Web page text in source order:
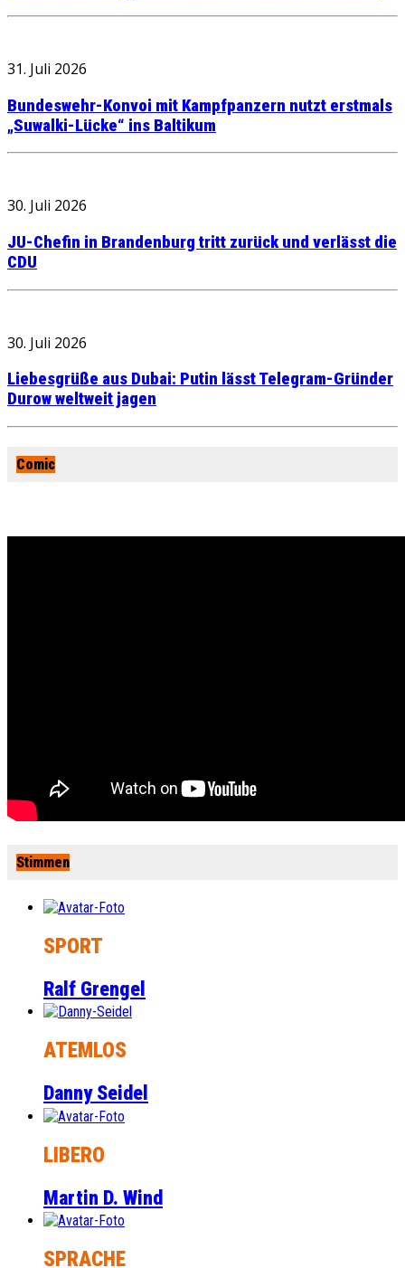
31. Juli 2026
Bundeswehr-Konvoi mit Kampfpanzern nutzt erstmals
„Suwalki-Lücke“ ins Baltikum
30. Juli 2026
JU-Chefin in Brandenburg tritt zurück und verlässt die
CDU
30. Juli 2026
Liebesgrüße aus Dubai: Putin lässt Telegram-Gründer
Durow weltweit jagen
Comic
Stimmen
SPORT
Ralf Grengel
ATEMLOS
Danny Seidel
LIBERO
Martin D. Wind
SPRACHE